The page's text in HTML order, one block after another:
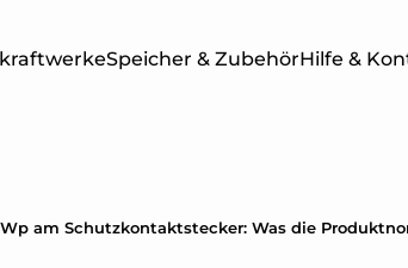
BALKONKRAFTWERKE
Speicher & ZubehörHilfe &